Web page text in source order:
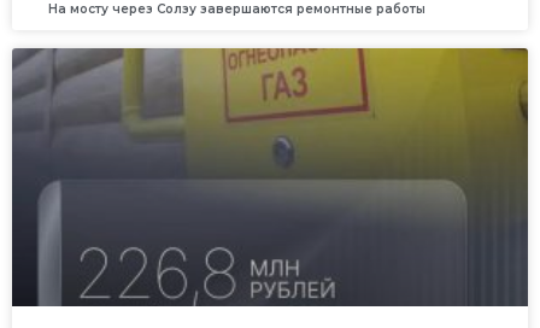
На мосту через Солзу завершаются ремонтные работы